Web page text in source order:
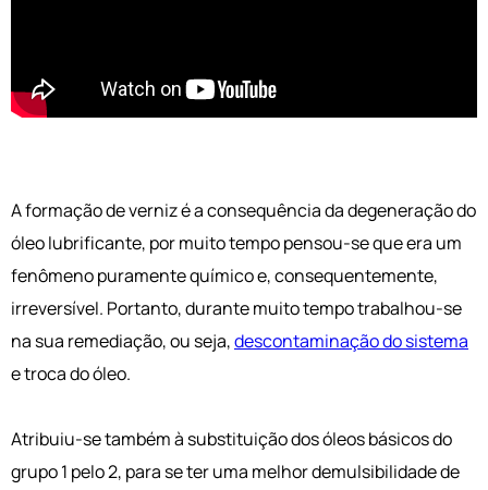
A formação de verniz é a consequência da degeneração do
óleo lubrificante, por muito tempo pensou-se que era um
fenômeno puramente químico e, consequentemente,
irreversível. Portanto, durante muito tempo trabalhou-se
na sua remediação, ou seja,descontaminação do sistema
e troca do óleo.
Atribuiu-se também à substituição dos óleos básicos do
grupo 1 pelo 2, para se ter uma melhor demulsibilidade de